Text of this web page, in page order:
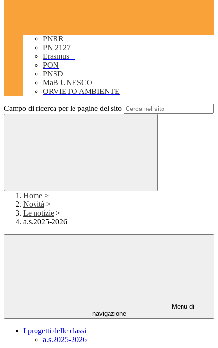
PNRR
PN 2127
Erasmus +
PON
PNSD
MaB UNESCO
ORVIETO AMBIENTE
Campo di ricerca per le pagine del sito
Home >
Novità >
Le notizie >
a.s.2025-2026
Menu di
navigazione
I progetti delle classi
a.s.2025-2026